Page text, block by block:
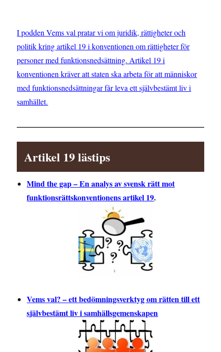
I podden Vems val pratar vi om juridik, rättigheter och
politik kring artikel 19 i konventionen om rättigheter för
personer med funktionsnedsättning. Artikel 19 i
konventionen kräver att staten ska arbeta för att människor
med funktionsnedsättningar får leva ett självbestämt liv i
samhället.
Artikel 19 lästips
Mind the gap – En analys av svensk rätt mot
funktionsrättskonventionens artikel 19.
Vems val? – ett bedömningsverktyg om rätten till ett
självbestämt liv i samhällsgemenskapen